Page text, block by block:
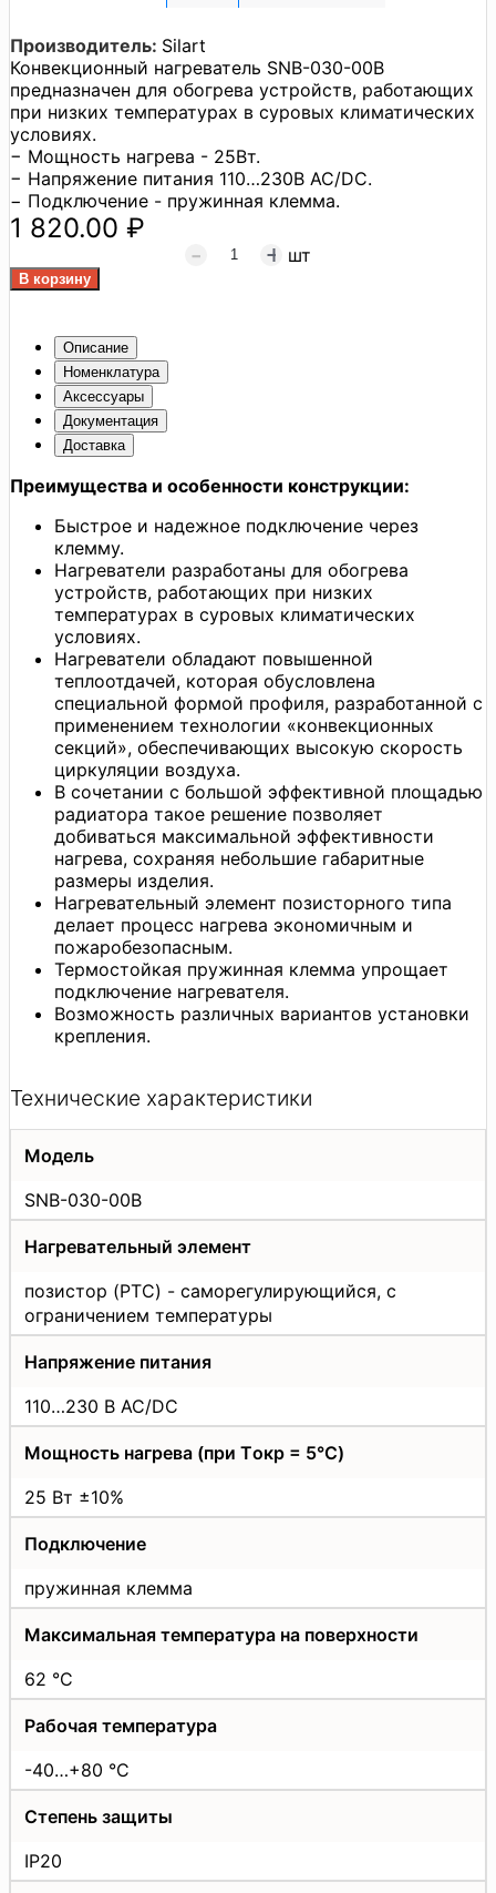
Производитель: Silart
Конвекционный нагреватель SNB-030-00B
предназначен для обогрева устройств, работающих
при низких температурах в суровых климатических
условиях.
− Мощность нагрева - 25Вт.
− Напряжение питания 110…230В AC/DC.
− Подключение - пружинная клемма.
1 820.00 ₽
шт
Описание
Номенклатура
Аксессуары
Документация
Доставка
Преимущества и особенности конструкции:
Быстрое и надежное подключение через
клемму.
Нагреватели разработаны для обогрева
устройств, работающих при низких
температурах в суровых климатических
условиях.
Нагреватели обладают повышенной
теплоотдачей, которая обусловлена
специальной формой профиля, разработанной с
применением технологии «конвекционных
секций», обеспечивающих высокую скорость
циркуляции воздуха.
В сочетании с большой эффективной площадью
радиатора такое решение позволяет
добиваться максимальной эффективности
нагрева, сохраняя небольшие габаритные
размеры изделия.
Нагревательный элемент позисторного типа
делает процесс нагрева экономичным и
пожаробезопасным.
Термостойкая пружинная клемма упрощает
подключение нагревателя.
Возможность различных вариантов установки
крепления.
Технические характеристики
Модель
SNB-030-00B
Нагревательный элемент
позистор (PTC) - саморегулирующийся, с
ограничением температуры
Напряжение питания
110…230 В AC/DC
Мощность нагрева (при Tокр = 5°C)
25 Вт ±10%
Подключение
пружинная клемма
Максимальная температура на поверхности
62 °C
Рабочая температура
-40…+80 °C
Степень защиты
IP20